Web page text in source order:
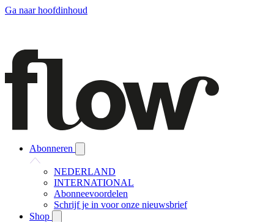
Ga naar hoofdinhoud
Abonneren
NEDERLAND
INTERNATIONAL
Abonneevoordelen
Schrijf je in voor onze nieuwsbrief
Shop